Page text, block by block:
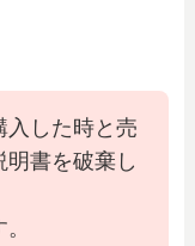
入した時と売
書を破棄し